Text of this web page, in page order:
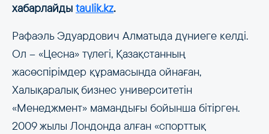
хабарлайды taulik.kz.
Рафаэль Эдуардович Алматыда дүниеге келді.
Ол – «Цесна» түлегі, Қазақстанның
жасөспірімдер құрамасында ойнаған,
Халықаралық бизнес университетін
«Менеджмент» мамандығы бойынша бітірген.
2009 жылы Лондонда алған «спорттық